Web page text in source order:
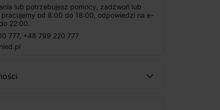
lub potrzebujesz pomocy, zadzwoń lub
pracujemy od 8:00 do 18:00, odpowiedzi na e-
22:00.
777, +48 799 220 777